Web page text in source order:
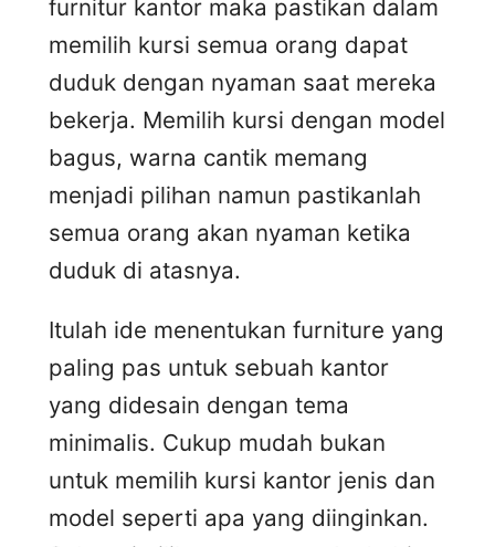
furnitur kantor maka pastikan dalam
memilih kursi semua orang dapat
duduk dengan nyaman saat mereka
bekerja. Memilih kursi dengan model
bagus, warna cantik memang
menjadi pilihan namun pastikanlah
semua orang akan nyaman ketika
duduk di atasnya.
Itulah ide menentukan furniture yang
paling pas untuk sebuah kantor
yang didesain dengan tema
minimalis. Cukup mudah bukan
untuk memilih kursi kantor jenis dan
model seperti apa yang diinginkan.